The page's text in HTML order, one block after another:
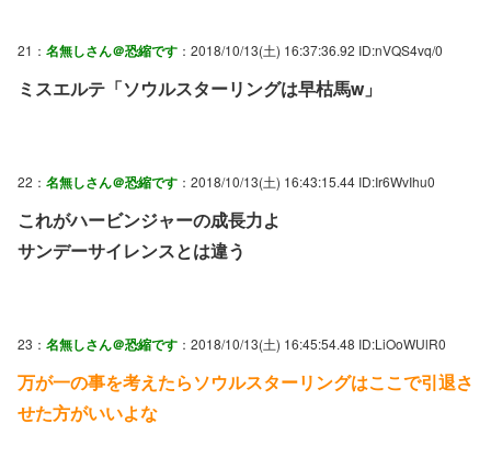
21： 名無しさん＠恐縮です ：2018/10/13(土) 16:37:36.92 ID:nVQS4vq/0
ミスエルテ「ソウルスターリングは早枯馬w」
22： 名無しさん＠恐縮です ：2018/10/13(土) 16:43:15.44 ID:Ir6WvIhu0
これがハービンジャーの成長力よ
サンデーサイレンスとは違う
23： 名無しさん＠恐縮です ：2018/10/13(土) 16:45:54.48 ID:LiOoWUlR0
万が一の事を考えたらソウルスターリングはここで引退さ
せた方がいいよな